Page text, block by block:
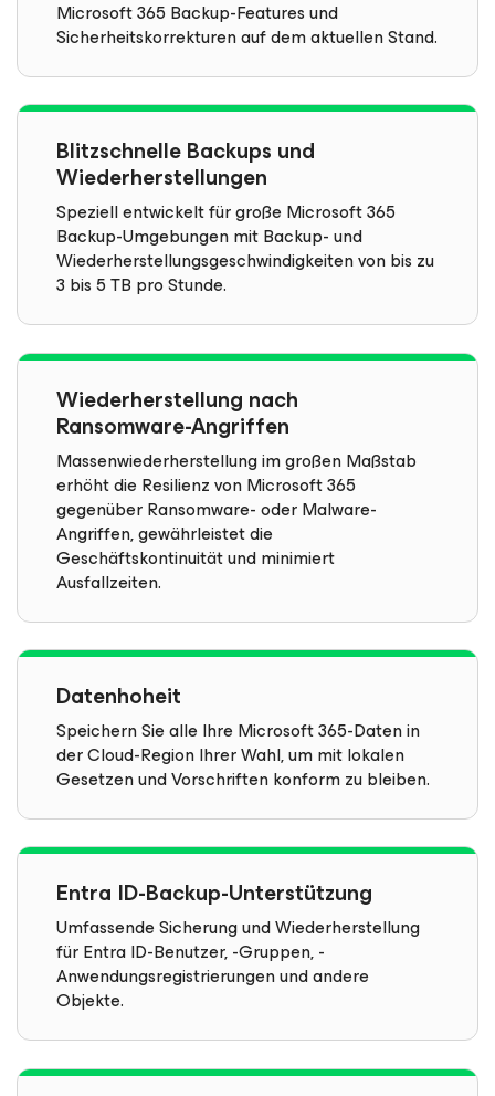
Microsoft 365 Backup-Features und
Sicherheitskorrekturen auf dem aktuellen Stand.
Blitzschnelle Backups und
Wiederherstellungen
Speziell entwickelt für große Microsoft 365
Backup-Umgebungen mit Backup- und
Wiederherstellungsgeschwindigkeiten von bis zu
3 bis 5 TB pro Stunde.
Wiederherstellung nach
Ransomware-Angriffen
Massenwiederherstellung im großen Maßstab
erhöht die Resilienz von Microsoft 365
gegenüber Ransomware- oder Malware-
Angriffen, gewährleistet die
Geschäftskontinuität und minimiert
Ausfallzeiten.
Datenhoheit
Speichern Sie alle Ihre Microsoft 365-Daten in
der Cloud-Region Ihrer Wahl, um mit lokalen
Gesetzen und Vorschriften konform zu bleiben.
Entra ID-Backup-Unterstützung
Umfassende Sicherung und Wiederherstellung
für Entra ID-Benutzer, -Gruppen, -
Anwendungsregistrierungen und andere
Objekte.